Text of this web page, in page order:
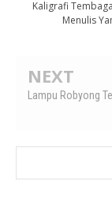
Kaligrafi
Menulis
NEXT
Lampu Robyong